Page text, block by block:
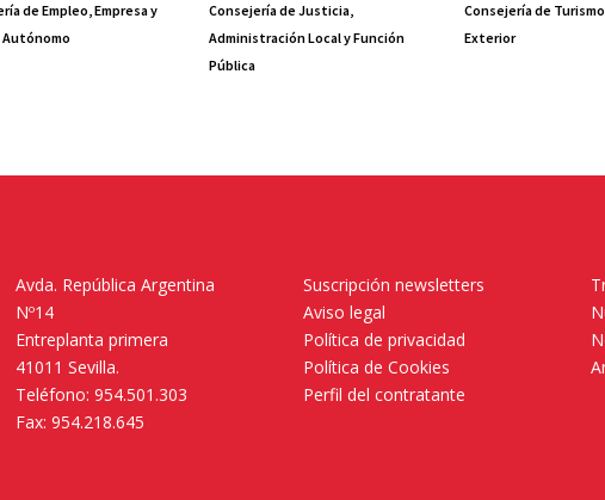
de Empleo, Empresa y
Autónomo
Consejería de Justicia,
Administración Local y Función
Pública
Consejería de
Exterior
Avda. República Argentina
Nº14
Entreplanta primera
41011 Sevilla.
Teléfono: 954.501.303
Fax: 954.218.645
Suscripción newsletters
Aviso legal
Política de privacidad
Política de Cookies
Perfil del contratante